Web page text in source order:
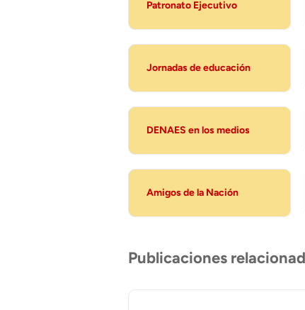
Patronato Ejecutivo
Jornadas de educación
DENAES en los medios
Amigos de la Nación
Publicaciones